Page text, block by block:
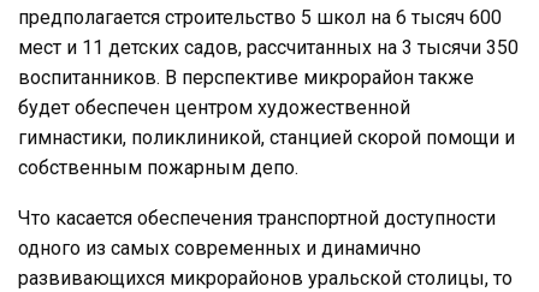
предполагается строительство 5 школ на 6 тысяч 600
мест и 11 детских садов, рассчитанных на 3 тысячи 350
воспитанников. В перспективе микрорайон также
будет обеспечен центром художественной
гимнастики, поликлиникой, станцией скорой помощи и
собственным пожарным депо.
Что касается обеспечения транспортной доступности
одного из самых современных и динамично
развивающихся микрорайонов уральской столицы, то